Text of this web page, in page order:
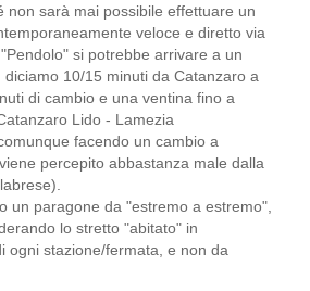
non sarà mai possibile effettuare un
veloce e diretto via
si potrebbe arrivare a un
10/15 minuti da Catanzaro a
di cambio e una ventina fino a
Lido - Lamezia
facendo un cambio a
percepito abbastanza male dalla
un paragone da "estremo a estremo",
lo stretto "abitato" in
ogni stazione/fermata, e non da